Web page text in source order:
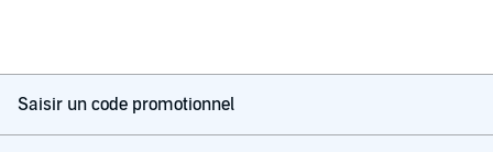
Saisir un code promotionnel